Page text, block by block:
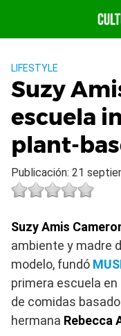
contenido
LIFESTYLE
Suzy
escuela
plant-
Publicación: 21
Suzy Amis
ambiente y madre
modelo, fundó
primera escuela en
de comidas
hermana Rebecca